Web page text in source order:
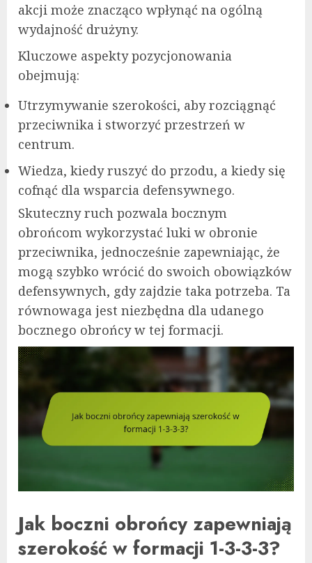
akcji może znacząco wpłynąć na ogólną
wydajność drużyny.
Kluczowe aspekty pozycjonowania
obejmują:
Utrzymywanie szerokości, aby rozciągnąć
przeciwnika i stworzyć przestrzeń w
centrum.
Wiedza, kiedy ruszyć do przodu, a kiedy się
cofnąć dla wsparcia defensywnego.
Skuteczny ruch pozwala bocznym
obrońcom wykorzystać luki w obronie
przeciwnika, jednocześnie zapewniając, że
mogą szybko wrócić do swoich obowiązków
defensywnych, gdy zajdzie taka potrzeba. Ta
równowaga jest niezbędna dla udanego
bocznego obrońcy w tej formacji.
Jak boczni obrońcy zapewniają
szerokość w formacji 1-3-3-3?